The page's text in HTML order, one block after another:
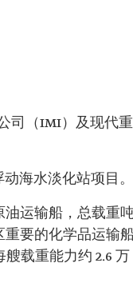
司（IMI）及现代重
海水淡化站项目。
油运输船，总载重吨
重要的化学品运输
载重能力约 2.6 万